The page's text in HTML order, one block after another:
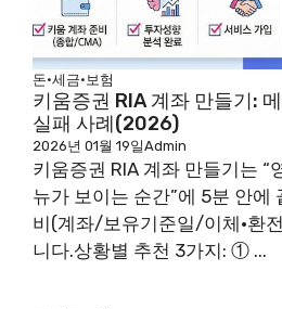
돈·세금·보험
키움증권 RIA 계좌 만들기:
실패 사례(2026)
2026년 01월 19일Admin
키움증권 RIA 계좌 만들기는 “
뉴가 보이는 순간”에 5분 안에
비(계좌/보유기준일/이체·환
니다.상황별 추천 3가지: ① ...